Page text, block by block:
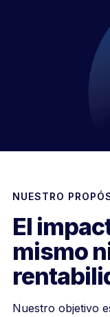
NUESTRO
El
mismo
Nuestro objetivo